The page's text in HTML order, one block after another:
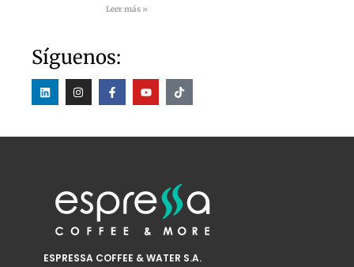
Leer más »
Síguenos:
ESPRESSA COFFEE & WATER S.A.